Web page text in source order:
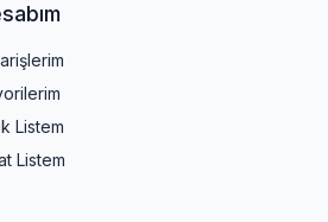
Listem
Listem